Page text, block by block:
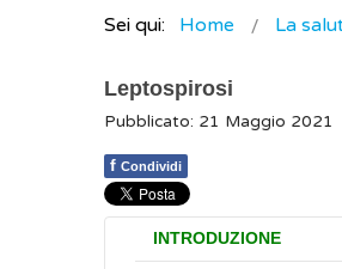
Sei qui: Home La
Leptospirosi
Pubblicato: 21 Maggio 2021
f Condividi
INTRODUZIONE